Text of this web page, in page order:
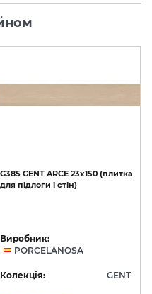
G385 GENT ARCE 23x150 (плитка
для підлоги і стін)
Виробник:
PORCELANOSA
Колекція: GENT